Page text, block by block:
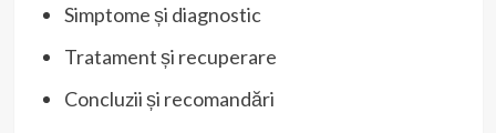
Simptome și diagnostic
Tratament și recuperare
Concluzii și recomandări